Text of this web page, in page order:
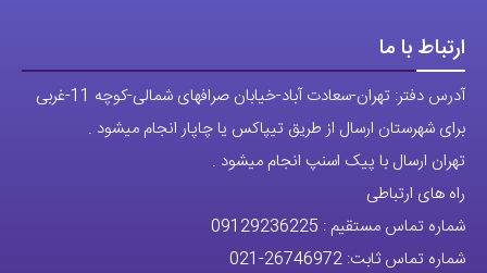
ارتباط با ما
آدرس دفتر: تهران-سعادت آباد-خیابان صرافهای شمالی-کوچه 11-غربی
برای شهرستان ارسال از طریق تیپاکس یا چاپار انجام میشود .
تهران ارسال با پیک اسنپ انجام میشود .
راه های ارتباطی
شماره تماس مستقیم : 09129236225
شماره تماس ثابت: 26746972
-021